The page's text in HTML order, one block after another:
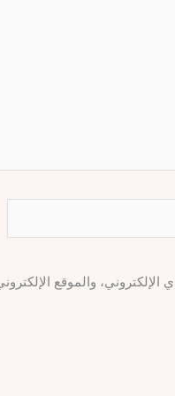
والموقع